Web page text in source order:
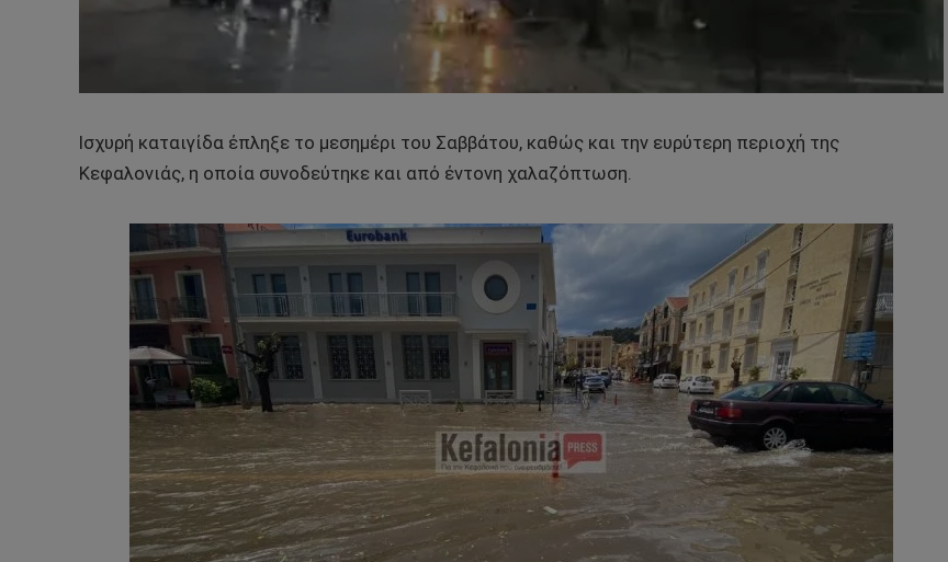
Ισχυρή καταιγίδα έπληξε το μεσημέρι του Σαββάτου, καθώς και την ευρύτερη περιοχή της
Κεφαλονιάς, η οποία συνοδεύτηκε και από έντονη χαλαζόπτωση.